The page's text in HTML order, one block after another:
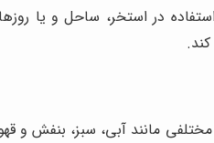
در استخر، ساحل و یا
مانند آبی، سبز، بنفش و